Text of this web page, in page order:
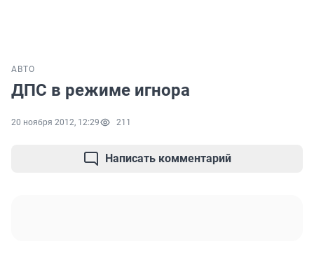
АВТО
ДПС в режиме игнора
20 ноября 2012, 12:29 211
Написать комментарий